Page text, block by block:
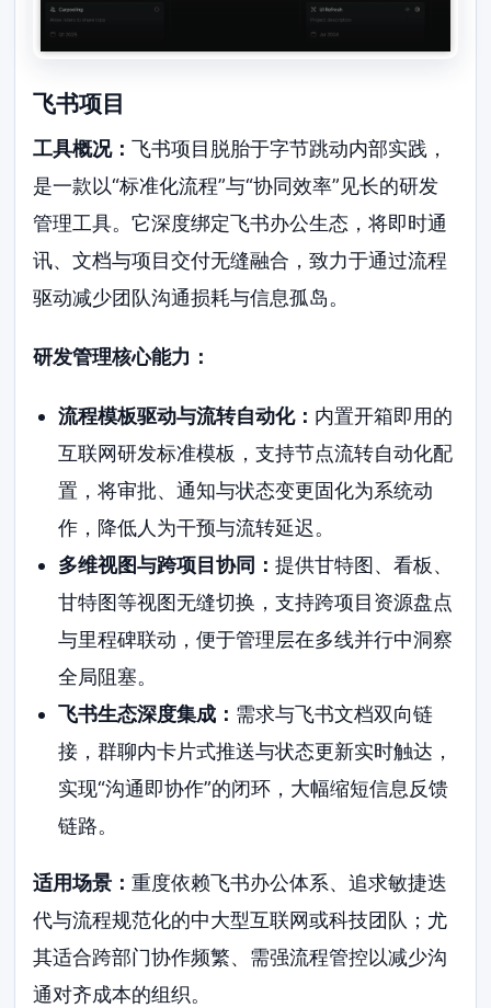
飞书项目
工具概况：飞书项目脱胎于字节跳动内部实践，
是一款以“标准化流程”与“协同效率”见长的研发
管理工具。它深度绑定飞书办公生态，将即时通
讯、文档与项目交付无缝融合，致力于通过流程
驱动减少团队沟通损耗与信息孤岛。
研发管理核心能力：
流程模板驱动与流转自动化： 内置开箱即用的
互联网研发标准模板，支持节点流转自动化配
置，将审批、通知与状态变更固化为系统动
作，降低人为干预与流转延迟。
多维视图与跨项目协同： 提供甘特图、看板、
甘特图等视图无缝切换，支持跨项目资源盘点
与里程碑联动，便于管理层在多线并行中洞察
全局阻塞。
飞书生态深度集成： 需求与飞书文档双向链
接，群聊内卡片式推送与状态更新实时触达，
实现“沟通即协作”的闭环，大幅缩短信息反馈
链路。
适用场景：重度依赖飞书办公体系、追求敏捷迭
代与流程规范化的中大型互联网或科技团队；尤
其适合跨部门协作频繁、需强流程管控以减少沟
通对齐成本的组织。